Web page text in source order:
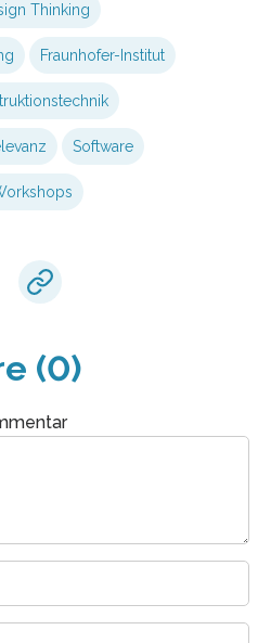
Thinking
Fraunhofer-Institut
Software
(0)